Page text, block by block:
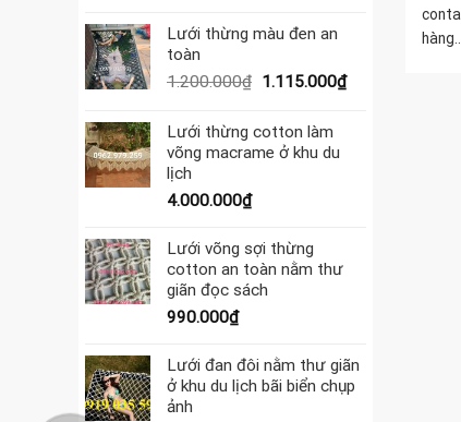
là:
tại
365.000₫.
Lưới thừng màu đen an
toàn
1.200.000₫ Giá
là:
1.200.000₫.
1.115.000₫Giá
Lưới thừng cotton làm
võng macrame ở khu du
lịch
4.000.000₫
Lưới võng sợi thừng
cotton an toàn nằm thư
giãn đọc sách
990.000₫
Lưới đan đôi nằm thư giãn
ở khu du lịch bãi biển chụp
ảnh
hàng...